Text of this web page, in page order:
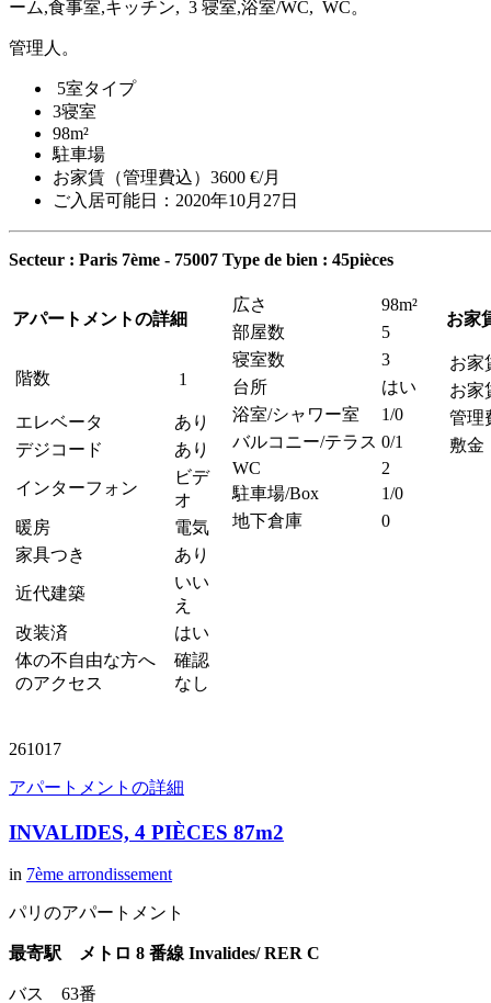
ーム,食事室,キッチン, 3 寝室,浴室/WC, WC。
管理人。
5室タイプ
3寝室
98m²
駐車場
お家賃（管理費込）3600 €/月
ご入居可能日：2020年10月27日
Secteur : Paris 7ème - 75007 Type de bien : 45pièces
アパートメントの詳細
階数 1
エレベータ
あり
デジコード
あり
インターフォン
ビデ
オ
暖房
電気
家具つき
あり
近代建築
いい
え
改装済
はい
体の不自由な方へ
のアクセス
確認
なし
広さ
98m²
部屋数
5
寝室数
3
台所
はい
浴室/シャワー室
1/0
バルコニー/テラス 0/1
WC
2
駐車場/Box
1/0
地下倉庫
0
お家
お家
お
管理
敷金
261017
アパートメントの詳細
INVALIDES, 4 PIÈCES 87m2
in 7ème arrondissement
パリのアパートメント
最寄駅 メトロ 8 番線 Invalides/ RER C
バス 63番